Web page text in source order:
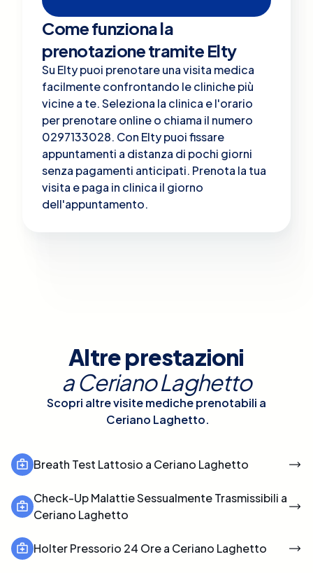
Come funziona la
prenotazione tramite Elty
Su Elty puoi prenotare una visita medica
facilmente confrontando le cliniche più
vicine a te. Seleziona la clinica e l'orario
per prenotare online o chiama il numero
0297133028. Con Elty puoi fissare
appuntamenti a distanza di pochi giorni
senza pagamenti anticipati. Prenota la tua
visita e paga in clinica il giorno
dell'appuntamento.
Altre prestazioni
aCeriano Laghetto
Scopri altre visite mediche prenotabili a
Ceriano Laghetto.
Breath Test Lattosio a Ceriano Laghetto
Check-Up Malattie Sessualmente Trasmissibili a
Ceriano Laghetto
Holter Pressorio 24 Ore a Ceriano Laghetto